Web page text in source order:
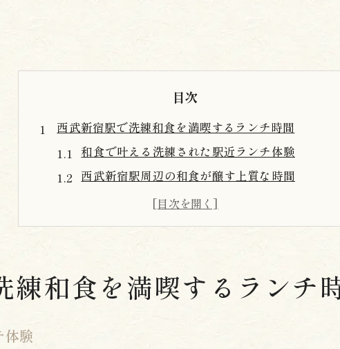
目次
西武新宿駅で洗練和食を満喫するランチ時間
和食で叶える洗練された駅近ランチ体験
西武新宿駅周辺の和食が醸す上質な時間
和食の魅力が光る洗練空間で特別なランチ
駅近和食スポットで贅沢なひとときを過ごす
心地よい空間が彩る和食ランチの新提案
和食と洗練空間が織りなす心地よさの秘密
練和食を満喫するランチ
体験